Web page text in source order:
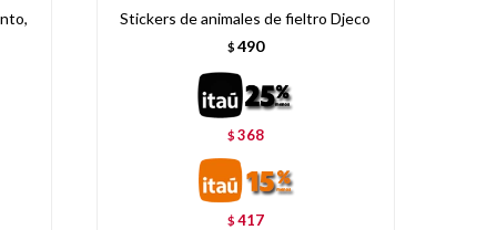
Stickers de animales de fieltro Djeco
$ 490
$368
$417